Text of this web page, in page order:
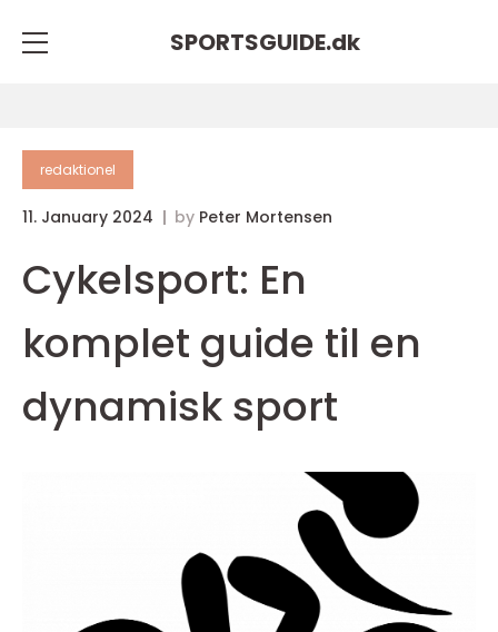
SPORTSGUIDE.dk
redaktionel
11. January 2024 by Peter Mortensen
Cykelsport: En
komplet guide til en
dynamisk sport